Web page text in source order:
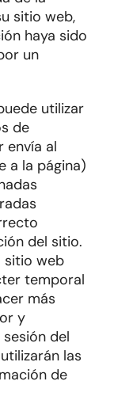
sitio web,
haya sido
un
utilizar
de
envía al
a la página)
del sitio.
sitio web
temporal
más
y
del
las
de